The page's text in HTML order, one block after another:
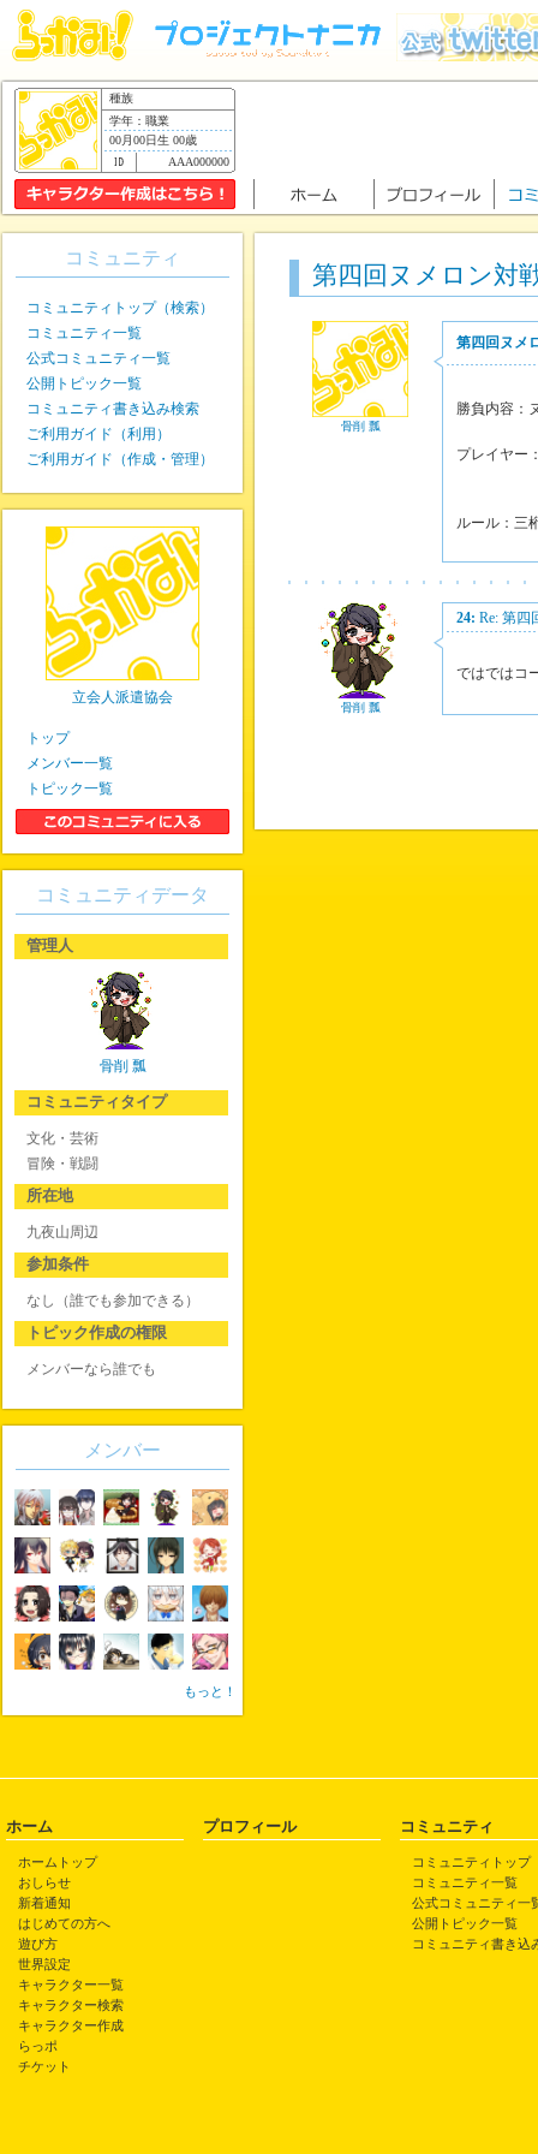
種族
学年：職業
00月00日生 00歳
AAA000000
第四回ヌメロン対
骨削 瓢
第四回ヌメ
勝負内容：
プレイヤ
ルール：三
骨削 瓢
24: Re: 第四
ではではコ
コミュニティ
コミュニティトップ（検索）
コミュニティ一覧
公式コミュニティ一覧
公開トピック一覧
コミュニティ書き込み検索
ご利用ガイド（利用）
ご利用ガイド（作成・管理）
立会人派遣協会
トップ
メンバー一覧
トピック一覧
コミュニティデータ
管理人
骨削 瓢
コミュニティタイプ
文化・芸術
冒険・戦闘
所在地
九夜山周辺
参加条件
なし（誰でも参加できる）
トピック作成の権限
メンバーなら誰でも
メンバー
もっと！
ホーム
ホームトップ
おしらせ
新着通知
はじめての方へ
遊び方
世界設定
キャラクター一覧
キャラクター検索
キャラクター作成
らっポ
チケット
プロフィール コミュニティ
コミュニティトップ
コミュニティ一覧
公式コミュニティ一
公開トピック一覧
コミュニティ書き込